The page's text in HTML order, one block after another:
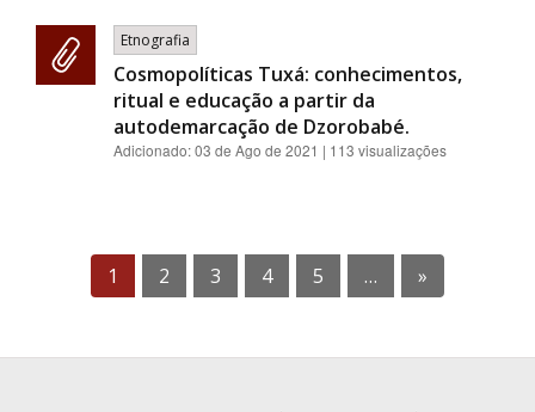
Etnografia
Cosmopolíticas Tuxá: conhecimentos,
ritual e educação a partir da
autodemarcação de Dzorobabé.
Adicionado:03 de Ago de 2021 | 113 visualizações
1 2 3 4 5 … »